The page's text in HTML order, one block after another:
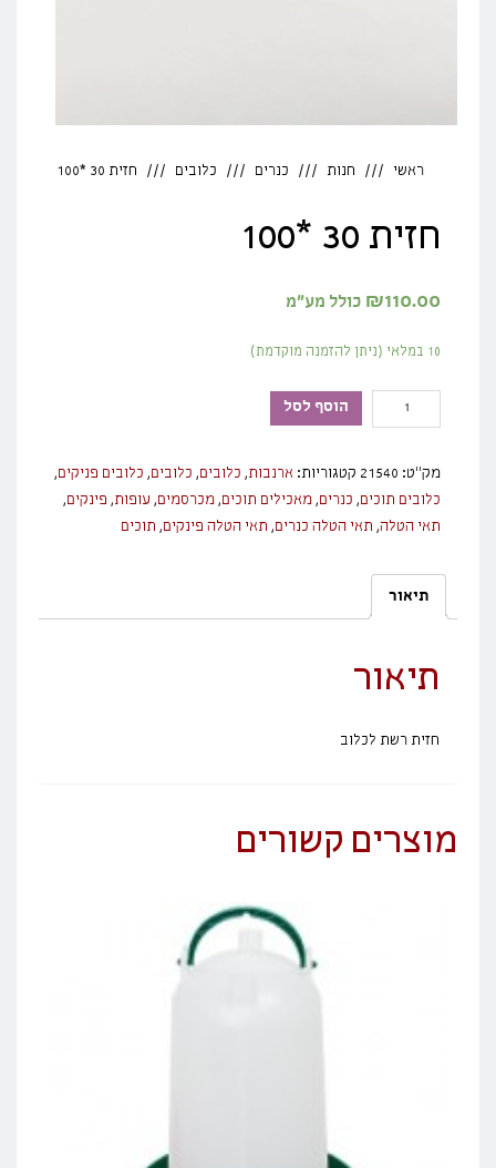
ראשי חנות כנרים כלובים חזית 30 *100
חזית 30 *100
₪110.00 כולל מע"מ
10 במלאי (ניתן להזמנה מוקדמת)
כמות הוסף לסל
מק"ט: 21540 קטגוריות: ארנבות, כלובים, כלובים, כלובים פניקים,
כלובים תוכים, כנרים,מאכילים תוכים,מכרסמים, עופות, פינקים,
תאי הטלה, תאי הטלה כנרים, תאי הטלה פינקים, תוכים
תיאור
תיאור
חזית רשת לכלוב
מוצרים קשורים